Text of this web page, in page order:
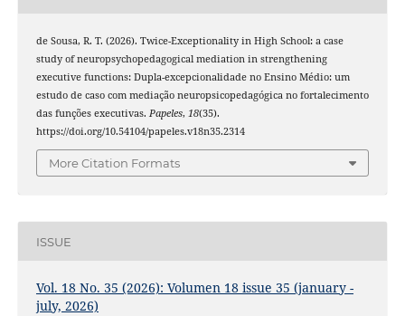
de Sousa, R. T. (2026). Twice-Exceptionality in High School: a case
study of neuropsychopedagogical mediation in strengthening
executive functions: Dupla-excepcionalidade no Ensino Médio: um
estudo de caso com mediação neuropsicopedagógica no fortalecimento
das funções executivas. Papeles, 18(35).
https://doi.org/10.54104/papeles.v18n35.2314
More Citation Formats
ISSUE
Vol. 18 No. 35 (2026): Volumen 18 issue 35 (january -
july, 2026)